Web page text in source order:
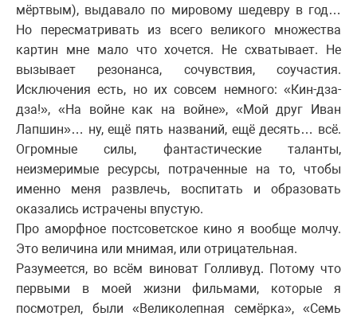
мёртвым), выдавало по мировому шедевру в год…
Но пересматривать из всего великого множества
картин мне мало что хочется. Не схватывает. Не
вызывает резонанса, сочувствия, соучастия.
Исключения есть, но их совсем немного: «Кин-дза-
дза!», «На войне как на войне», «Мой друг Иван
Лапшин»… ну, ещё пять названий, ещё десять… всё.
Огромные силы, фантастические таланты,
неизмеримые ресурсы, потраченные на то, чтобы
именно меня развлечь, воспитать и образовать
оказались истрачены впустую.
Про аморфное постсоветское кино я вообще молчу.
Это величина или мнимая, или отрицательная.
Разумеется, во всём виноват Голливуд. Потому что
первыми в моей жизни фильмами, которые я
посмотрел, были «Великолепная семёрка», «Семь